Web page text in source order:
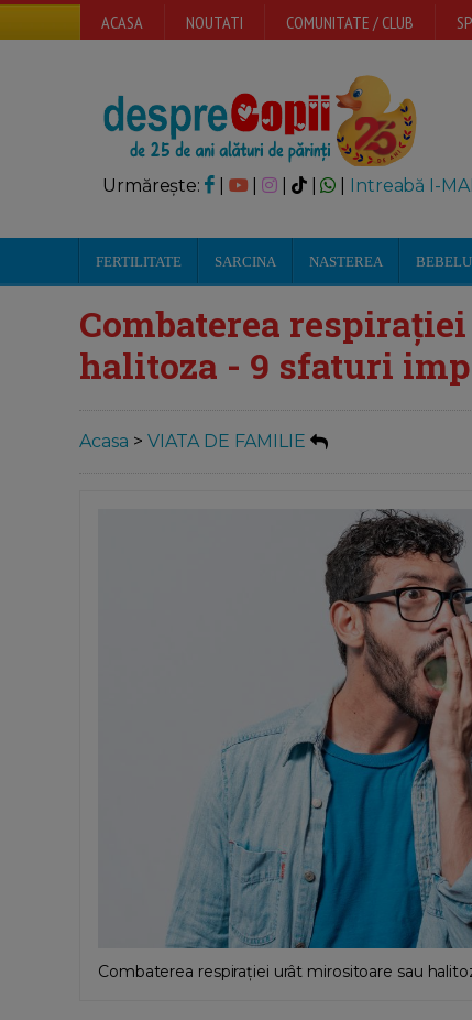
ACASA NOUTATI COMUNITATE / CLUB
Urmărește: | | Intreabă I-
FERTILITATE SARCINA NASTEREA
Combaterea
halitoza - 9 sfaturi
Acasa > VIATA DE FAMILIE
Combaterea respirației urât mirositoare sau